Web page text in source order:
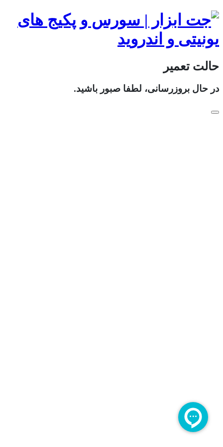
حالت تعمیر
در حال بروزرسانی، لطفا صبور باشید.